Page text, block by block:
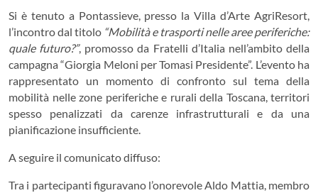
Si è tenuto a Pontassieve, presso la Villa d’Arte AgriResort,
l’incontro dal titolo “Mobilità e trasporti nelle aree periferiche:
quale futuro?”, promosso da Fratelli d’Italia nell’ambito della
campagna “Giorgia Meloni per Tomasi Presidente”. L’evento ha
rappresentato un momento di confronto sul tema della
mobilità nelle zone periferiche e rurali della Toscana, territori
spesso penalizzati da carenze infrastrutturali e da una
pianificazione insufficiente.
A seguire il comunicato diffuso:
Tra i partecipanti figuravano l’onorevole Aldo Mattia, membro